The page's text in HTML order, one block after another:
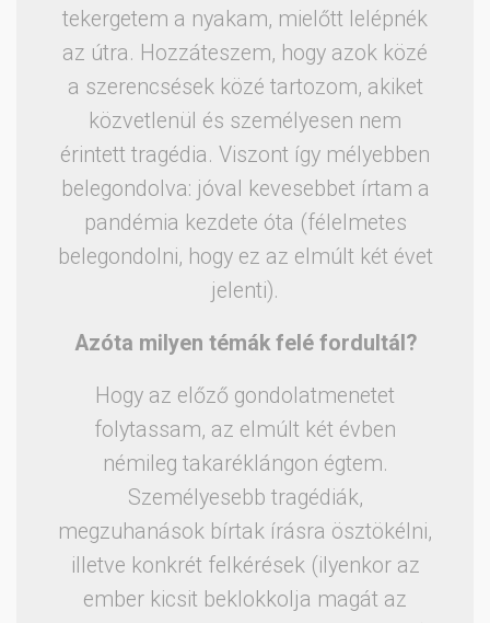
tekergetem a nyakam, mielőtt lelépnék
az útra. Hozzáteszem, hogy azok közé
a szerencsések közé tartozom, akiket
közvetlenül és személyesen nem
érintett tragédia. Viszont így mélyebben
belegondolva: jóval kevesebbet írtam a
pandémia kezdete óta (félelmetes
belegondolni, hogy ez az elmúlt két évet
jelenti).
Azóta milyen témák felé fordultál?
Hogy az előző gondolatmenetet
folytassam, az elmúlt két évben
némileg takaréklángon égtem.
Személyesebb tragédiák,
megzuhanások bírtak írásra ösztökélni,
illetve konkrét felkérések (ilyenkor az
ember kicsit beklokkolja magát az